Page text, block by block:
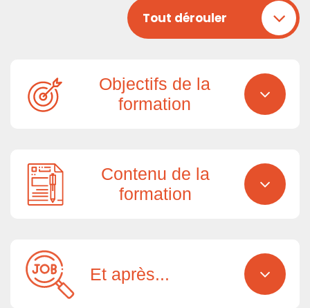
Tout dérouler
Objectifs de la
formation
Contenu de la
formation
Et après...